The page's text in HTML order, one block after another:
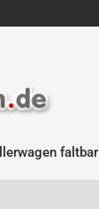
faltbar